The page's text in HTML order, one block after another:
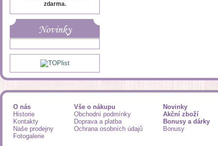
zdarma.
Novinky
O nás
Historie
Kontakty
Naše prodejny
Fotogalerie
Vše o nákupu
Obchodní podmínky
Doprava a platba
Ochrana osobních údajů
Novinky
Akční zboží
Bonusy a dárky
Bonusy